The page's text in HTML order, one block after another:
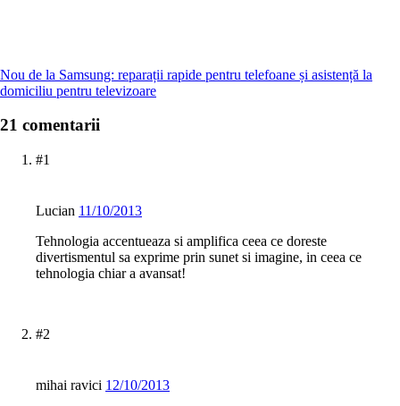
Nou de la Samsung: reparații rapide pentru telefoane și asistență la
domiciliu pentru televizoare
21 comentarii
#1
Lucian 11/10/2013
Tehnologia accentueaza si amplifica ceea ce doreste
divertismentul sa exprime prin sunet si imagine, in ceea ce
tehnologia chiar a avansat!
#2
mihai ravici 12/10/2013